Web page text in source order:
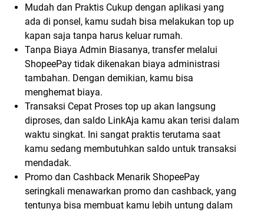
Mudah dan Praktis Cukup dengan aplikasi yang
ada di ponsel, kamu sudah bisa melakukan top up
kapan saja tanpa harus keluar rumah.
Tanpa Biaya Admin Biasanya, transfer melalui
ShopeePay tidak dikenakan biaya administrasi
tambahan. Dengan demikian, kamu bisa
menghemat biaya.
Transaksi Cepat Proses top up akan langsung
diproses, dan saldo LinkAja kamu akan terisi dalam
waktu singkat. Ini sangat praktis terutama saat
kamu sedang membutuhkan saldo untuk transaksi
mendadak.
Promo dan Cashback Menarik ShopeePay
seringkali menawarkan promo dan cashback, yang
tentunya bisa membuat kamu lebih untung dalam